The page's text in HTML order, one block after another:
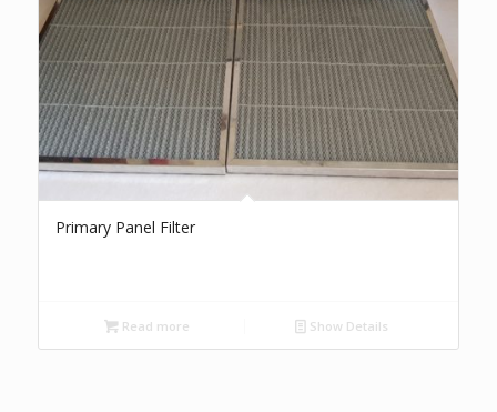
Primary Panel Filter
Read more Show Details